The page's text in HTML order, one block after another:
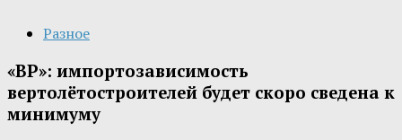
Разное
«ВР»: импортозависимость
вертолётостроителей будет скоро сведена к
минимуму